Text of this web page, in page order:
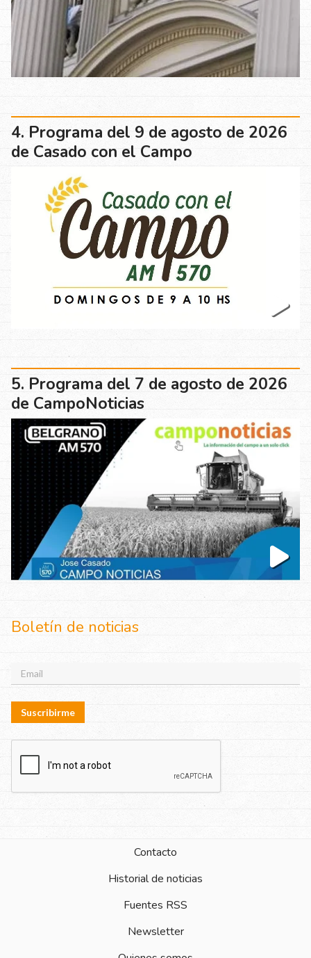
Programa del 9 de agosto de 2026
de Casado con el Campo
Programa del 7 de agosto de 2026
de CampoNoticias
Boletín de noticias
Suscribirme
Contacto
Historial de noticias
Fuentes RSS
Newsletter